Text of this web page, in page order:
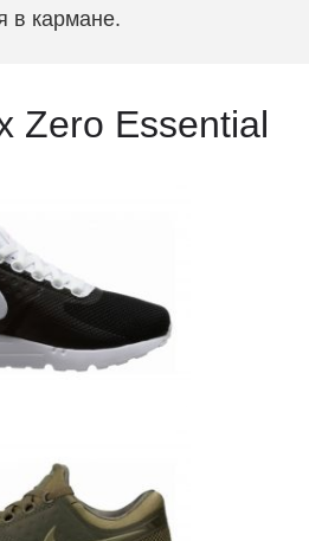
в кармане.
Zero Essential